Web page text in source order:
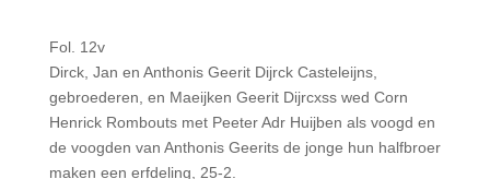
Fol. 12v
Dirck, Jan en Anthonis Geerit Dijrck Casteleijns,
gebroederen, en Maeijken Geerit Dijrcxss wed Corn
Henrick Rombouts met Peeter Adr Huijben als voogd en
de voogden van Anthonis Geerits de jonge hun halfbroer
maken een erfdeling, 25-2.